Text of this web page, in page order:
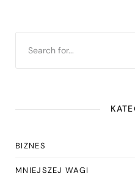
BIZNES
MNIEJSZEJ WAGI